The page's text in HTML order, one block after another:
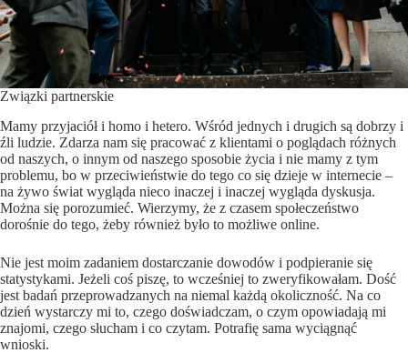
Związki partnerskie
Mamy przyjaciół i homo i hetero. Wśród jednych i drugich są dobrzy i
źli ludzie. Zdarza nam się pracować z klientami o poglądach różnych
od naszych, o innym od naszego sposobie życia i nie mamy z tym
problemu, bo w przeciwieństwie do tego co się dzieje w internecie –
na żywo świat wygląda nieco inaczej i inaczej wygląda dyskusja.
Można się porozumieć. Wierzymy, że z czasem społeczeństwo
dorośnie do tego, żeby również było to możliwe online.
Nie jest moim zadaniem dostarczanie dowodów i podpieranie się
statystykami. Jeżeli coś piszę, to wcześniej to zweryfikowałam. Dość
jest badań przeprowadzanych na niemal każdą okoliczność. Na co
dzień wystarczy mi to, czego doświadczam, o czym opowiadają mi
znajomi, czego słucham i co czytam. Potrafię sama wyciągnąć
wnioski.